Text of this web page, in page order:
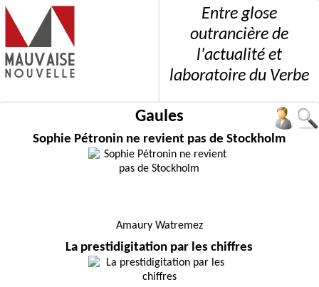
Entre glose
outrancière de
l'actualité et
laboratoire du Verbe
Gaules
Sophie Pétronin ne revient pas de Stockholm
Amaury Watremez
La prestidigitation par les chiffres